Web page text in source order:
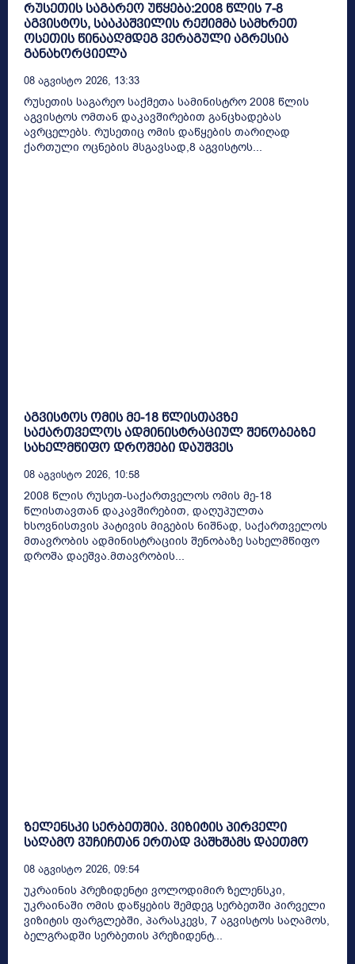
რუსეთის საგარეო უწყება:2008 წლის 7-8
აგვისტოს, სააკაშვილის რეჟიმმა სამხრეთ
ოსეთის წინააღმდეგ ვერაგული აგრესია
განახორციელა
08 Აგვისტო 2026, 13:33
რუსეთის საგარეო საქმეთა სამინისტრო 2008 წლის
აგვისტოს ომთან დაკავშირებით განცხადებას
ავრცელებს. რუსეთიც ომის დაწყების თარიღად
ქართული ოცნების მსგავსად,8 აგვისტოს...
აგვისტოს ომის მე-18 წლისთავზე
საქართველოს ადმინისტრაციულ შენობებზე
სახელმწიფო დროშები დაუშვეს
08 Აგვისტო 2026, 10:58
2008 წლის რუსეთ-საქართველოს ომის მე-18
წლისთავთან დაკავშირებით, დაღუპულთა
ხსოვნისთვის პატივის მიგების ნიშნად, საქართველოს
მთავრობის ადმინისტრაციის შენობაზე სახელმწიფო
დროშა დაეშვა.მთავრობის...
ზელენსკი სერბეთშია. ვიზიტის პირველი
საღამო ვუჩიჩთან ერთად ვაშხშამს დაეთმო
08 Აგვისტო 2026, 09:54
უკრაინის პრეზიდენტი ვოლოდიმირ ზელენსკი,
უკრაინაში ომის დაწყების შემდეგ სერბეთში პირველი
ვიზიტის ფარგლებში, პარასკევს, 7 აგვისტოს საღამოს,
ბელგრადში სერბეთის პრეზიდენტ...